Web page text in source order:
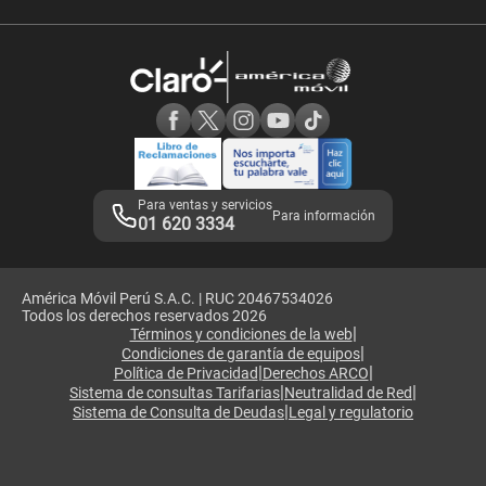
Consulta de IMEI
Consulta de reclamos
Adquirientes iPhone 6, 6S y SE
Mensaje de Seguridad
Términos y Condiciones de Tienda Claro
Libro de Reclamaciones
Legales de marketplace
Para ventas y servicios
01 620 3334 Para información
América Móvil Perú S.A.C. | RUC 20467534026
Todos los derechos reservados 2026
Términos y condiciones de la web|
Condiciones de garantía de equipos|
Política de Privacidad|Derechos ARCO|
Sistema de consultas Tarifarias|Neutralidad de Red|
Sistema de Consulta de Deudas|Legal y regulatorio